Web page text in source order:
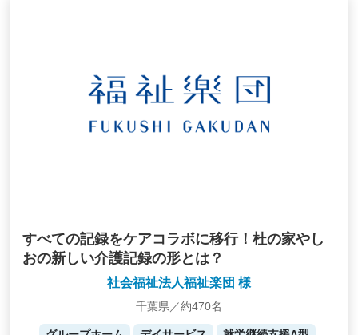
すべての記録をケアコラボに移行！杜の家やし
おの新しい介護記録の形とは？
社会福祉法人福祉楽団 様
千葉県／約470名